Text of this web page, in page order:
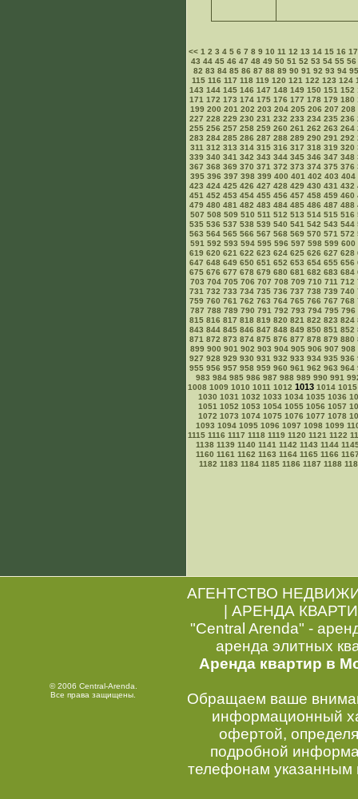
<<1 2 3 4 5 6 7 8 9 10 11 12 13 14 15 16 17
43 44 45 46 47 48 49 50 51 52 53 54 55 56
82 83 84 85 86 87 88 89 90 91 92 93 94 95
115 116 117 118 119 120 121 122 123 124
143 144 145 146 147 148 149 150 151 152
171 172 173 174 175 176 177 178 179 180
199 200 201 202 203 204 205 206 207 208
227 228 229 230 231 232 233 234 235 236
255 256 257 258 259 260 261 262 263 264
283 284 285 286 287 288 289 290 291 292
311 312 313 314 315 316 317 318 319 320
339 340 341 342 343 344 345 346 347 348
367 368 369 370 371 372 373 374 375 376
395 396 397 398 399 400 401 402 403 404
423 424 425 426 427 428 429 430 431 432
451 452 453 454 455 456 457 458 459 460
479 480 481 482 483 484 485 486 487 488
507 508 509 510 511 512 513 514 515 516
535 536 537 538 539 540 541 542 543 544
563 564 565 566 567 568 569 570 571 572
591 592 593 594 595 596 597 598 599 600
619 620 621 622 623 624 625 626 627 628
647 648 649 650 651 652 653 654 655 656
675 676 677 678 679 680 681 682 683 684
703 704 705 706 707 708 709 710 711 712
731 732 733 734 735 736 737 738 739 740
759 760 761 762 763 764 765 766 767 768
787 788 789 790 791 792 793 794 795 796
815 816 817 818 819 820 821 822 823 824
843 844 845 846 847 848 849 850 851 852
871 872 873 874 875 876 877 878 879 880
899 900 901 902 903 904 905 906 907 908
927 928 929 930 931 932 933 934 935 936
955 956 957 958 959 960 961 962 963 964
983 984 985 986 987 988 989 990 991
1008 1009 1010 1011 1012 1013 1014 1015
1030 1031 1032 1033 1034 1035 1036
1051 1052 1053 1054 1055 1056 1057
1072 1073 1074 1075 1076 1077 1078
1093 1094 1095 1096 1097 1098 1099
1115 1116 1117 1118 1119 1120 1121 1122
1138 1139 1140 1141 1142 1143 1144
1160 1161 1162 1163 1164 1165 1166
1182 1183 1184 1185 1186 1187 1188
© 2006 Central-Arenda.
Все права защищены.
АГЕНТСТВО
|АРЕНДА
"Central Arenda" -
аренда элитных
Аренда квартир в
Обращаем ваше
информационный
офертой,
подробной
телефонам указанным